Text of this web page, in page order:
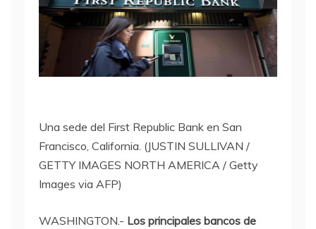
Una sede del First Republic Bank en San
Francisco, California. (JUSTIN SULLIVAN /
GETTY IMAGES NORTH AMERICA / Getty
Images via AFP)
WASHINGTON.- Los principales bancos de